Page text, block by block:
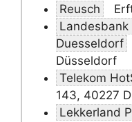
Reusch
Duesseldorf
Düsseldorf
Telekom
143, 40227
Lekkerland